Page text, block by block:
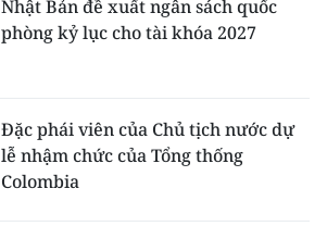
Nhật Bản đề xuất ngân sách quốc
phòng kỷ lục cho tài khóa 2027
Đặc phái viên của Chủ tịch nước dự
lễ nhậm chức của Tổng thống
Colombia